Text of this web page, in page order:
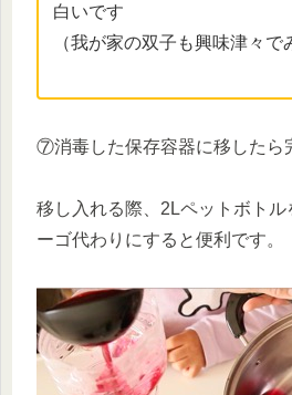
白いです
（我が家の双子も興味津々で
⑦消毒した保存容器に移したら
移し入れる際、2Lペットボトル
ーゴ代わりにすると便利です。